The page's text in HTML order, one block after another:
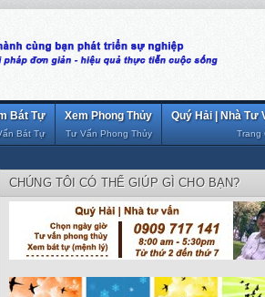
Quý Hải | Nhà Tư
Trang
Xem Phong Thủy
Tư Vấn Phong Thủy
Bát Tự
Bát Tự
CHÚNG TÔI CÓ THỂ GIÚP GÌ CHO BẠN?